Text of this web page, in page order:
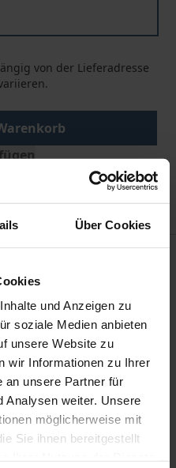
Über Cookies
und Anzeigen zu
soziale Medien anbieten
unsere Website zu
wir Informationen zu Ihrer
an unsere Partner für
Analysen weiter. Unsere
möglicherweise mit
Sie ihnen bereitgestellt
von der Lieferadresse
wie globale Akteure
Agenda
und dabei deren
oder erweitern.
afrikanische
reagieren und